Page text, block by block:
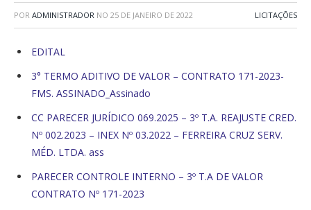
POR ADMINISTRADOR NO 25 DE JANEIRO DE 2022 LICITAÇÕES
EDITAL
3° TERMO ADITIVO DE VALOR – CONTRATO 171-2023-
FMS. ASSINADO_Assinado
CC PARECER JURÍDICO 069.2025 – 3º T.A. REAJUSTE CRED.
Nº 002.2023 – INEX Nº 03.2022 – FERREIRA CRUZ SERV.
MÉD. LTDA. ass
PARECER CONTROLE INTERNO – 3º T.A DE VALOR
CONTRATO Nº 171-2023